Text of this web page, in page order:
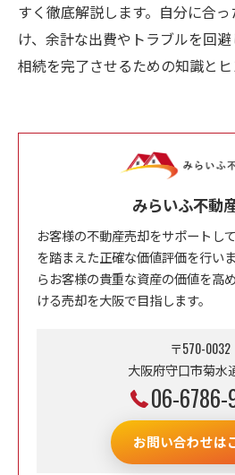
すく徹底解説します。自分に合
け、余計な出費やトラブルを回
相続を完了させるための知識とヒ
みらいふ不動
お客様の不動産売却をサポートし
を踏まえた正確な価値評価を行い
らお客様の貴重な資産の価値を高
ける売却を大阪で目指します。
〒570-0032
大阪府守口市菊水
06-6786-
お問い合わせは